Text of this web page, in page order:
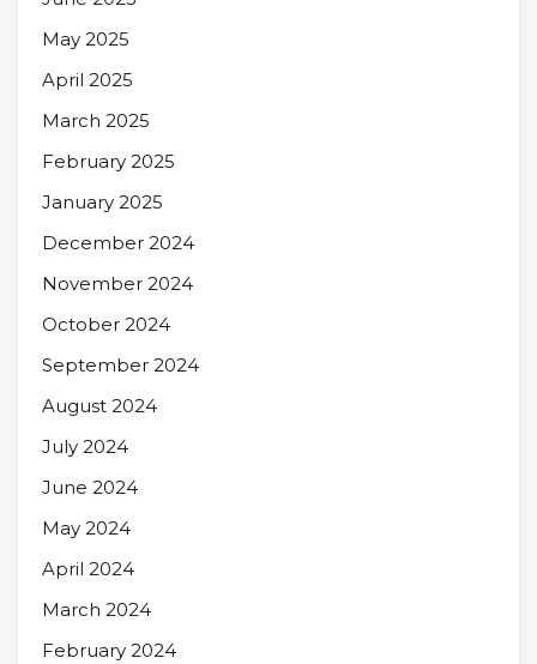
May 2025
April 2025
March 2025
February 2025
January 2025
December 2024
November 2024
October 2024
September 2024
August 2024
July 2024
June 2024
May 2024
April 2024
March 2024
February 2024